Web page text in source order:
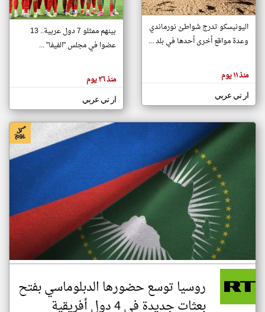
تغيير الدولة
اخبار جزر القمر على مدار الساعة
أهم اخبار جزر القمر العاجلة والمباشرة
هنا عن
وجهة
كاتبيها.
اليونيسكو تدرج شواطئ نورماندي
وعدة مواقع أخرى أحدها في بلد ...
منذ ١١ يوم
ار تي عربي
بينهم ممثلو 7 دول عربية.. 13
عضوا في مجلس "الفيفا" ...
منذ ٢٦ يوم
ار تي عربي
روسيا توسع حضورها الدبلوماسي بفتح
بعثات جديدة في 4 دول أفريقية
klyoum.com